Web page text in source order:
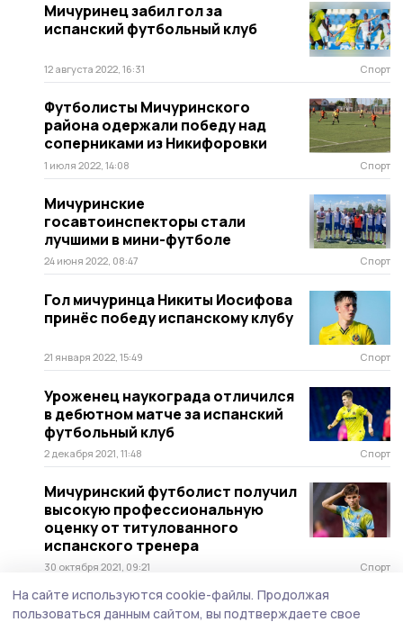
Мичуринец забил гол за
испанский футбольный клуб
12 августа 2022, 16:31 Спорт
Футболисты Мичуринского
района одержали победу над
соперниками из Никифоровки
1 июля 2022, 14:08 Спорт
Мичуринские
госавтоинспекторы стали
лучшими в мини-футболе
24 июня 2022, 08:47 Спорт
Гол мичуринца Никиты Иосифова
принёс победу испанскому клубу
21 января 2022, 15:49 Спорт
Уроженец наукограда отличился
в дебютном матче за испанский
футбольный клуб
2 декабря 2021, 11:48 Спорт
Мичуринский футболист получил
высокую профессиональную
оценку от титулованного
испанского тренера
30 октября 2021, 09:21 Спорт
Уроженец Мичуринска стал
На сайте используются cookie-файлы. Продолжая
пользоваться данным сайтом, вы подтверждаете свое